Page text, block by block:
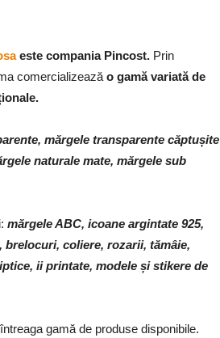
este compania Pincost. Prin
comercializează o gamă variată de
mărgele transparente căptușite
naturale mate, mărgele sub
mărgele ABC, icoane argintate 925,
brelocuri, coliere, rozarii, tămâie,
ii printate, modele și stikere de
gamă de produse disponibile.